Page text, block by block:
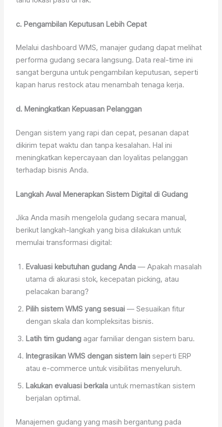
c. Pengambilan Keputusan Lebih Cepat
Melalui dashboard WMS, manajer gudang dapat melihat
performa gudang secara langsung. Data real-time ini
sangat berguna untuk pengambilan keputusan, seperti
kapan harus restock atau menambah tenaga kerja.
d. Meningkatkan Kepuasan Pelanggan
Dengan sistem yang rapi dan cepat, pesanan dapat
dikirim tepat waktu dan tanpa kesalahan. Hal ini
meningkatkan kepercayaan dan loyalitas pelanggan
terhadap bisnis Anda.
Langkah Awal Menerapkan Sistem Digital di Gudang
Jika Anda masih mengelola gudang secara manual,
berikut langkah-langkah yang bisa dilakukan untuk
memulai transformasi digital:
Evaluasi kebutuhan gudang Anda — Apakah masalah
utama di akurasi stok, kecepatan picking, atau
pelacakan barang?
Pilih sistem WMS yang sesuai — Sesuaikan fitur
dengan skala dan kompleksitas bisnis.
Latih tim gudang agar familiar dengan sistem baru.
Integrasikan WMS dengan sistem lain seperti ERP
atau e-commerce untuk visibilitas menyeluruh.
Lakukan evaluasi berkala untuk memastikan sistem
berjalan optimal.
Manajemen gudang yang masih bergantung pada